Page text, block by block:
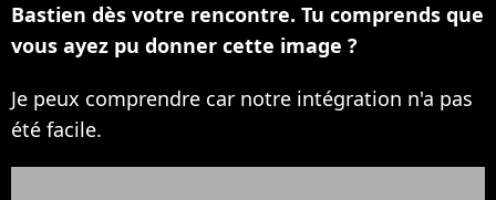
Bastien dès votre rencontre. Tu comprends que
vous ayez pu donner cette image ?
Je peux comprendre car notre intégration n'a pas
été facile.